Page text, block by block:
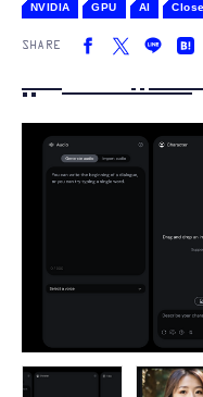
NVIDIA GPU AI
SHARE